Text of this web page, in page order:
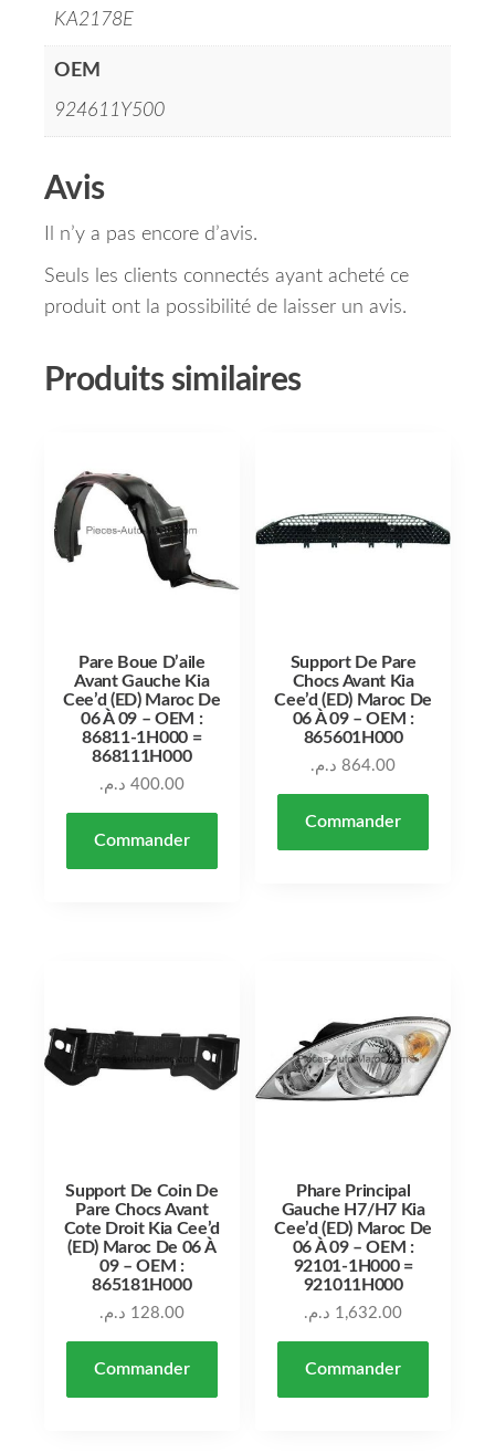
KA2178E
OEM
924611Y500
Avis
Il n’y a pas encore d’avis.
Seuls les clients connectés ayant acheté ce
produit ont la possibilité de laisser un avis.
Produits similaires
Pare Boue D’aile
Avant Gauche Kia
Cee’d (ED) Maroc De
06 À 09 – OEM :
86811-1H000 =
868111H000
400.00 د.م.
Commander
Support De Pare
Chocs Avant Kia
Cee’d (ED) Maroc De
06 À 09 – OEM :
865601H000
864.00 د.م.
Commander
Support De Coin De
Pare Chocs Avant
Cote Droit Kia Cee’d
(ED) Maroc De 06 À
09 – OEM :
865181H000
128.00 د.م.
Commander
Phare Principal
Gauche H7/H7 Kia
Cee’d (ED) Maroc De
06 À 09 – OEM :
92101-1H000 =
921011H000
1,632.00 د.م.
Commander